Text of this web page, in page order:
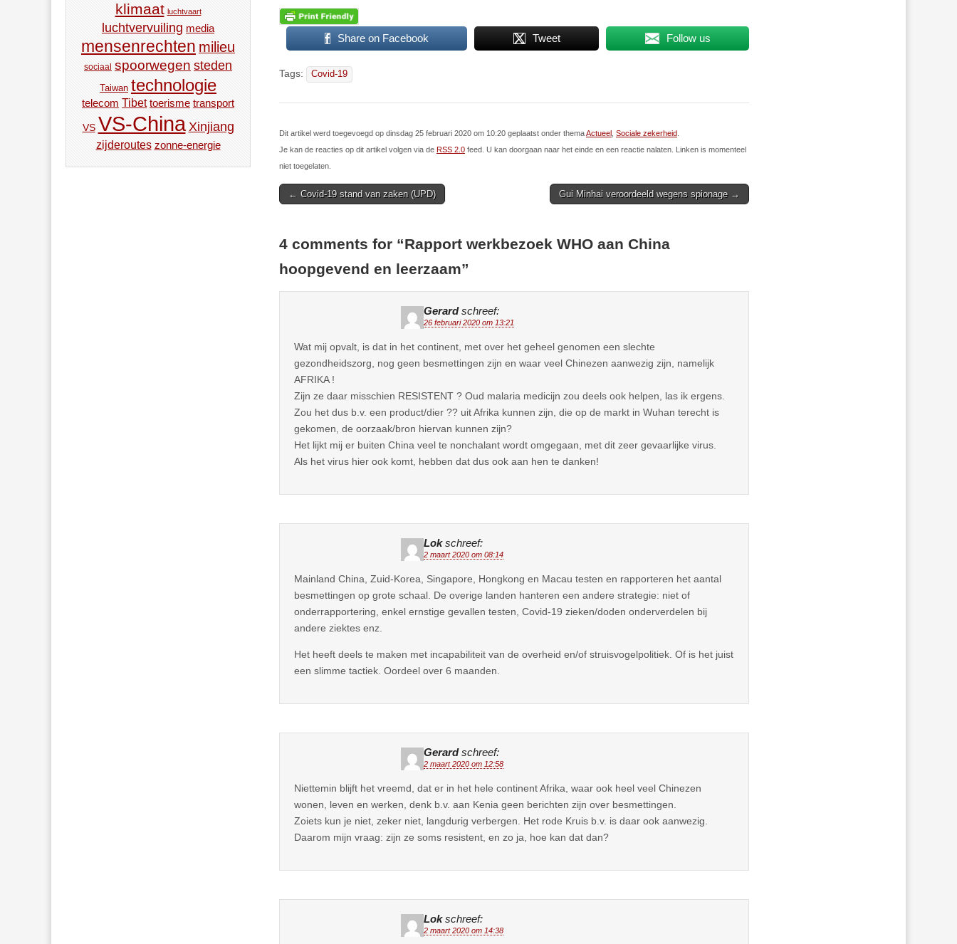
Share on Facebook Tweet Follow us
Tags: Covid-19
Dit artikel werd toegevoegd op dinsdag 25 februari 2020 om 10:20 geplaatst onder themaActueel , Sociale zekerheid.
Je kan de reacties op dit artikel volgen via de RSS 2.0 feed. U kan doorgaan naar het einde en een reactie nalaten. Linken is momenteel
niet toegelaten.
Post
← Covid-19 stand van zaken (UPD) Gui Minhai veroordeeld wegens spionage →
4 comments for “Rapport werkbezoek WHO aan China
hoopgevend en leerzaam”
Gerard schreef:
26 februari 2020 om 13:21
Wat mij opvalt, is dat in het continent, met over het geheel genomen een slechte
gezondheidszorg, nog geen besmettingen zijn en waar veel Chinezen aanwezig zijn, namelijk
AFRIKA !
Zijn ze daar misschien RESISTENT ? Oud malaria medicijn zou deels ook helpen, las ik ergens.
Zou het dus b.v. een product/dier ?? uit Afrika kunnen zijn, die op de markt in Wuhan terecht is
gekomen, de oorzaak/bron hiervan kunnen zijn?
Het lijkt mij er buiten China veel te nonchalant wordt omgegaan, met dit zeer gevaarlijke virus.
Als het virus hier ook komt, hebben dat dus ook aan hen te danken!
Lok schreef:
2 maart 2020 om 08:14
Mainland China, Zuid-Korea, Singapore, Hongkong en Macau testen en rapporteren het aantal
besmettingen op grote schaal. De overige landen hanteren een andere strategie: niet of
onderrapportering, enkel ernstige gevallen testen, Covid-19 zieken/doden onderverdelen bij
andere ziektes enz.
Het heeft deels te maken met incapabiliteit van de overheid en/of struisvogelpolitiek. Of is het juist
een slimme tactiek. Oordeel over 6 maanden.
Gerard schreef:
2 maart 2020 om 12:58
Niettemin blijft het vreemd, dat er in het hele continent Afrika, waar ook heel veel Chinezen
wonen, leven en werken, denk b.v. aan Kenia geen berichten zijn over besmettingen.
Zoiets kun je niet, zeker niet, langdurig verbergen. Het rode Kruis b.v. is daar ook aanwezig.
Daarom mijn vraag: zijn ze soms resistent, en zo ja, hoe kan dat dan?
Lok schreef:
2 maart 2020 om 14:38
klimaat luchtvaart
luchtvervuiling media
mensenrechten milieu
sociaal spoorwegen steden
Taiwan technologie
telecom Tibet toerisme transport
VS VS-China Xinjiang
zijderoutes zonne-energie